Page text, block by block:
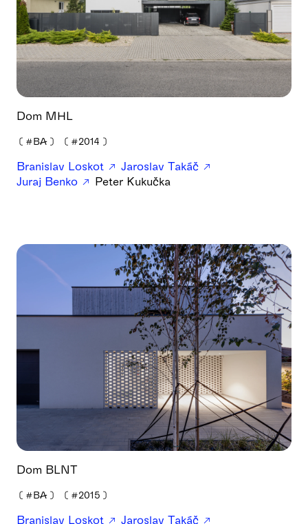
Dom MHL
❪ #BA ❫ ❪ #2014 ❫
Branislav Loskot
Jaroslav Takáč
Juraj Benko
Peter Kukučka
Dom BLNT
❪ #BA ❫ ❪ #2015 ❫
Branislav Loskot Jaroslav Takáč